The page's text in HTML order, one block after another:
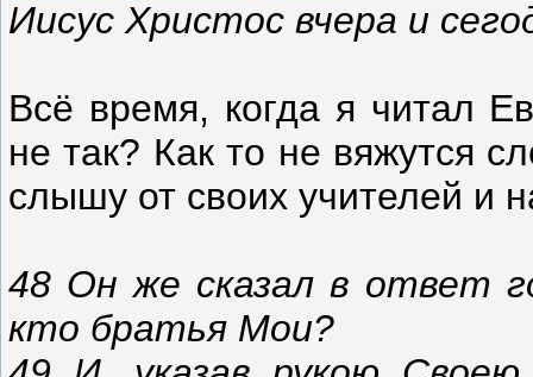
Иисус Христос вчера и
Всё время, когда я читал
не так? Как то не вяжутся
слышу от своих учителей и
48 Он же сказал в ответ
кто братья Мои?